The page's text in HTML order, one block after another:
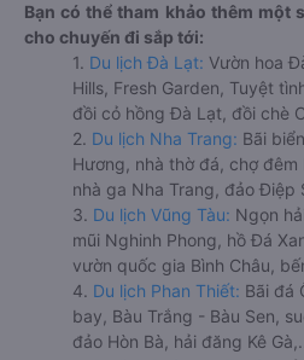
Bạn có thể tham khảo thêm một
cho chuyến đi sắp tới:
1. Du lịch Đà Lạt: Vườn hoa
Hills, Fresh Garden, Tuyệt
đồi cỏ hồng Đà Lạt, đồi chè
2. Du lịch Nha Trang: Bãi
Hương, nhà thờ đá, chợ đêm
nhà ga Nha Trang, đảo Điệp
3. Du lịch Vũng Tàu: Ngọn
mũi Nghinh Phong, hồ Đá
vườn quốc gia Bình Châu,
4. Du lịch Phan Thiết: Bãi đá
bay, Bàu Trắng - Bàu Sen,
đảo Hòn Bà, hải đăng Kê